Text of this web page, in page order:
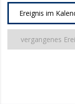
Ereignis im
vergangenes